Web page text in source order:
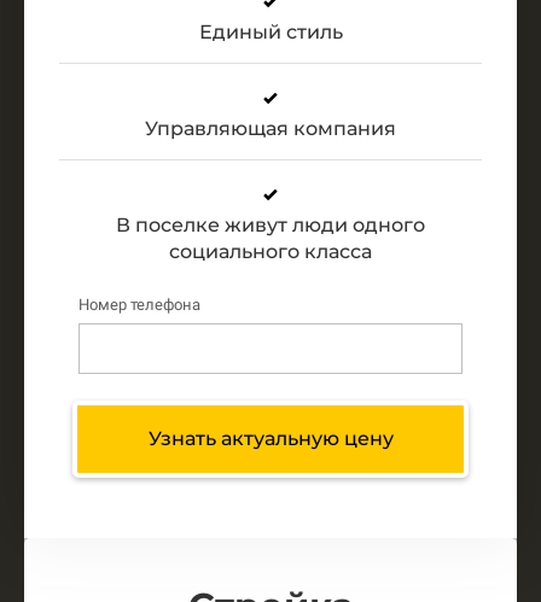
Единый стиль
Управляющая компания
В поселке живут люди одного
социального класса
Номер телефона
Узнать актуальную цену